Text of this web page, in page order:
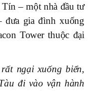
– một nhà đầu tư
đưa gia đình xuống
Tower thuộc đại
ngại xuống biển,
đi vào vận hành